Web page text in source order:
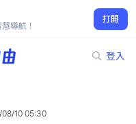
導航！
打開
登入
08/10 05:30